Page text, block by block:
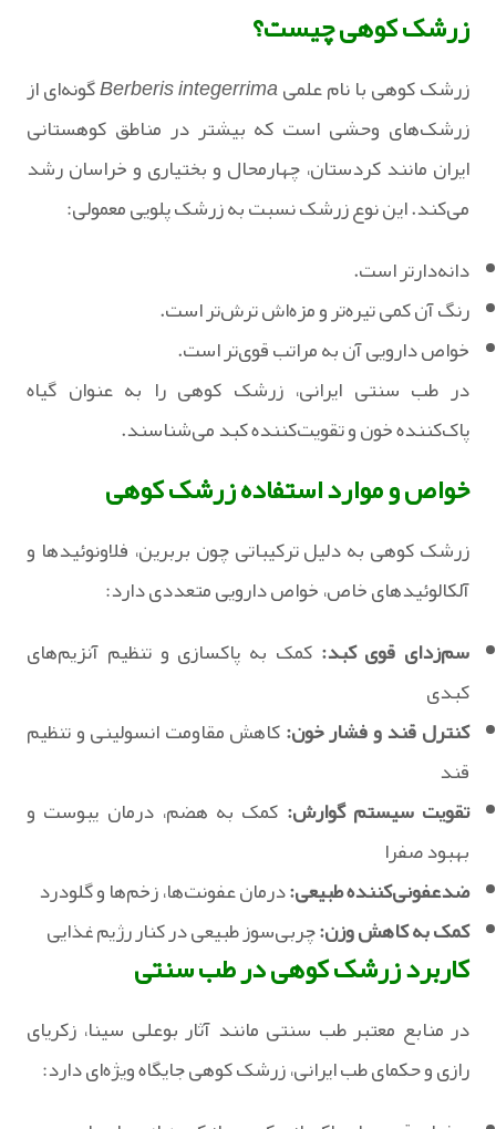
زرشک کوهی چیست؟
زرشک کوهی با نام علمیBerberis integerrimaگونه‌ای از
زرشک‌های وحشی است که بیشتر در مناطق کوهستانی
ایران مانند کردستان، چهارمحال و بختیاری و خراسان رشد
می‌کند. این نوع زرشک نسبت به زرشک پلویی معمولی:
‏دانه‌دارتر است‏.
رنگ آن کمی تیره‌تر و مزه‌اش ترش‌تر است.
خواص دارویی آن به مراتب قوی‌تر است.
در طب سنتی ایرانی، زرشک کوهی را به عنوان گیاه
پاک‌کننده خون و تقویت‌کننده کبد می‌شناسند.
خواص و موارد استفاده زرشک کوهی
زرشک کوهی به دلیل ترکیباتی چون بربرین، فلاونوئیدها و
آلکالوئیدهای خاص، خواص دارویی متعددی دارد:
سم‌زدای قوی کبد: کمک به پاکسازی و تنظیم آنزیم‌های
کبدی
کنترل قند و فشار خون:کاهش مقاومت انسولینی و تنظیم
قند
تقویت سیستم گوارش: کمک به هضم، درمان یبوست و
بهبود صفرا
ضدعفونی‌کننده طبیعی:درمان عفونت‌ها، زخم‌ها و گلودرد
کمک به کاهش وزن:چربی‌سوز طبیعی در کنار رژیم غذایی
کاربرد زرشک کوهی در طب سنتی
در منابع معتبر طب سنتی مانند آثار بوعلی سینا، زکریای
رازی و حکمای طب ایرانی، زرشک کوهی جایگاه ویژه‌ای دارد: